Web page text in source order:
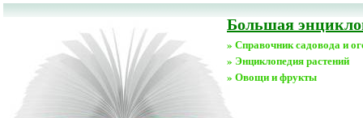
Большая
» Справочник садовода и
» Энциклопедия растений
» Овощи и фрукты